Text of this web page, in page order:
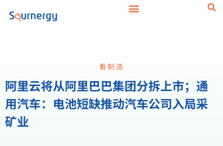
看制造
阿里云将从阿里巴巴集团分拆上市；通
用汽车：电池短缺推动汽车公司入局采
矿业